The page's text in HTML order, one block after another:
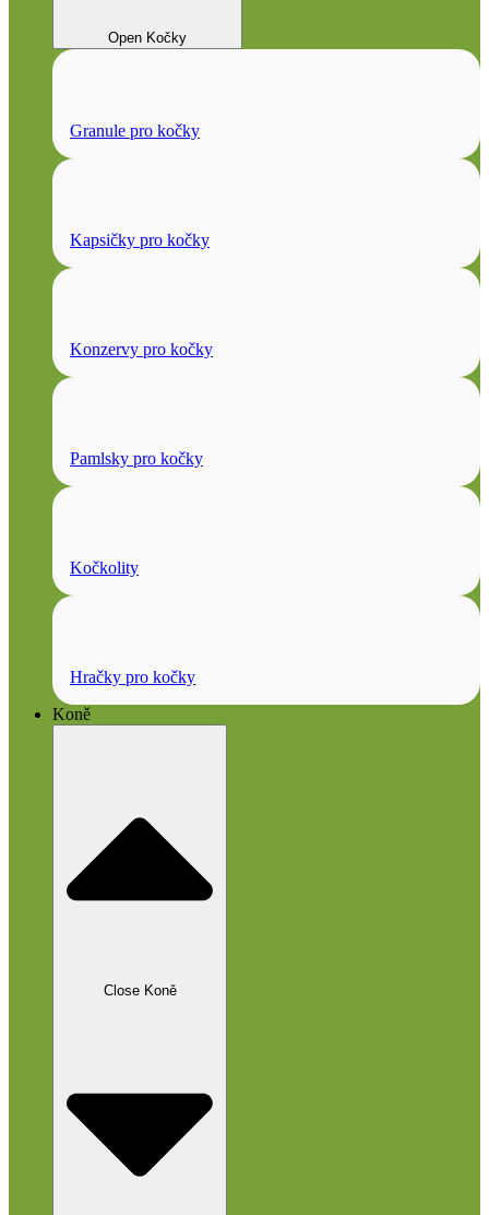
Open Kočky
Granule pro kočky
Kapsičky pro kočky
Konzervy pro kočky
Pamlsky pro kočky
Kočkolity
Hračky pro kočky
Koně
Close Koně